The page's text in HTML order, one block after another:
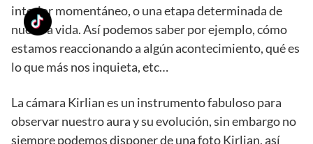
interior momentáneo, o una etapa determinada de
nuestra vida. Así podemos saber por ejemplo, cómo
estamos reaccionando a algún acontecimiento, qué es
lo que más nos inquieta, etc…
La cámara Kirlian es un instrumento fabuloso para
observar nuestro aura y su evolución, sin embargo no
siempre podemos disponer de una foto Kirlian, así